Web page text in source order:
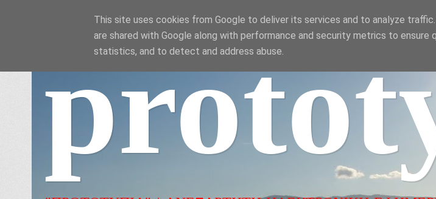
This site uses cookies from Google to deliver its services and to analyze
are shared with Google along with performance and security metrics to ensure
statistics, and to detect and address abuse.